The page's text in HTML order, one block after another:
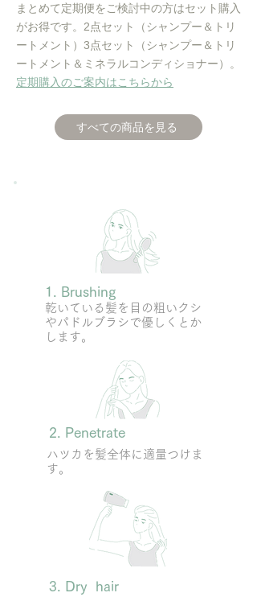
まとめて定期便をご検討中の方はセット購入
がお得です。2点セット（シャンプー＆トリ
ートメント）3点セット（シャンプー＆トリ
ートメント＆ミネラルコンディショナー）。
​定期購入のご案内はこちらから
すべての商品を見る
1. Brushing
​乾いている髪を目の粗いクシ
やパドルブラシで優しくとか
します。
2. Penetrate
​ハツカを髪全体に適量つけま
す。
3. Dry hair